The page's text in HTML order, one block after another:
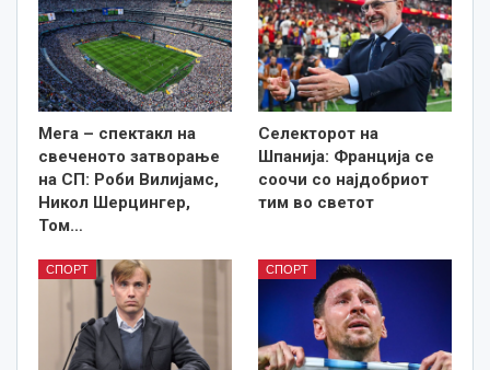
Мега – спектакл на
свеченото затворање
на СП: Роби Вилијамс,
Никол Шерцингер,
Том…
Селекторот на
Шпанија: Франција се
соочи со најдобриот
тим во светот
СПОРТ СПОРТ